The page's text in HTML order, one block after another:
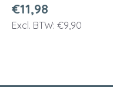
- Met Take it easy
€11,98
Excl. BTW: €9,90